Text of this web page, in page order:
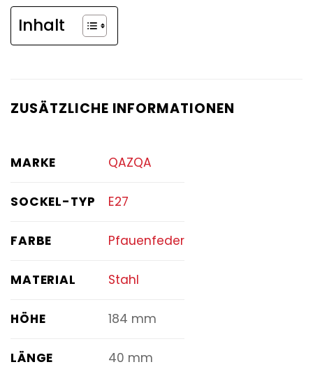
Inhalt
ZUSÄTZLICHE INFORMATIONEN
MARKE QAZQA
SOCKEL-TYP E27
FARBE Pfauenfeder
MATERIAL Stahl
HÖHE 184 mm
LÄNGE 40 mm